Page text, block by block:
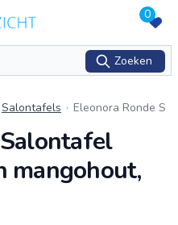
0
Zoeken
Salontafels
Eleonora Ronde S
rmer en mangohou
mangohout,